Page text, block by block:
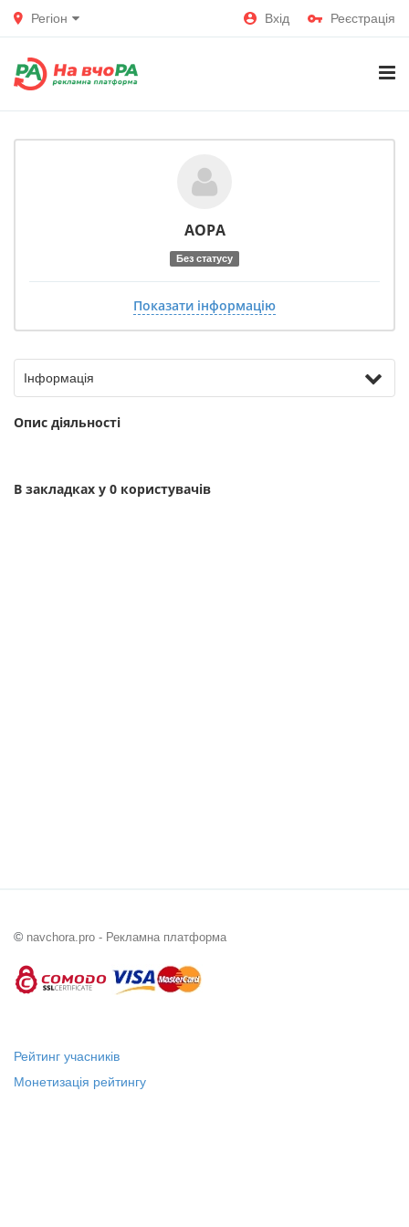
Регіон Вхід Реєстрація
АОРА
Без статусу
Показати інформацію
Інформація
Опис діяльності
В закладках у 0 користувачів
© navchora.pro - Рекламна платформа
Рейтинг учасників
Монетизація рейтингу